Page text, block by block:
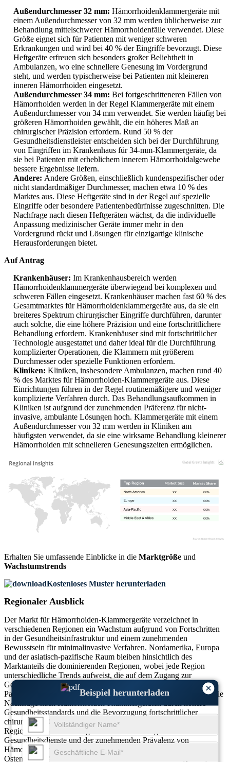
×
Beispiel herunterladen
Außendurchmesser 32 mm: Hämorrhoidenklammergeräte mit
einem Außendurchmesser von 32 mm werden üblicherweise zur
Behandlung mittelschwerer Hämorrhoidenfälle verwendet. Diese
Größe eignet sich für Patienten mit weniger schweren
Erkrankungen und wird bei 40 % der Eingriffe bevorzugt. Diese
Heftgeräte erfreuen sich besonders großer Beliebtheit in
Ambulanzen, wo eine schnellere Genesung im Vordergrund
steht, und werden typischerweise bei Patienten mit kleineren
inneren Hämorrhoiden eingesetzt.
Außendurchmesser 34 mm: Bei fortgeschritteneren Fällen von
Hämorrhoiden werden in der Regel Klammergeräte mit einem
Außendurchmesser von 34 mm verwendet. Sie werden häufig bei
größeren Hämorrhoiden gewählt, die ein höheres Maß an
chirurgischer Präzision erfordern. Rund 50 % der
Gesundheitsdienstleister entscheiden sich bei der Durchführung
von Eingriffen im Krankenhaus für 34-mm-Klammergeräte, da
sie bei Patienten mit erheblichem innerem Hämorrhoidalgewebe
bessere Ergebnisse liefern.
Andere: Andere Größen, einschließlich kundenspezifischer oder
nicht standardmäßiger Durchmesser, machen etwa 10 % des
Marktes aus. Diese Heftgeräte sind in der Regel auf spezielle
Eingriffe oder besondere Patientenbedürfnisse zugeschnitten. Die
Nachfrage nach diesen Heftgeräten wächst, da die individuelle
Anpassung medizinischer Geräte immer mehr in den
Vordergrund rückt und Lösungen für einzigartige klinische
Herausforderungen bietet.
Auf Antrag
Krankenhäuser: Im Krankenhausbereich werden
Hämorrhoidenklammergeräte überwiegend bei komplexen und
schweren Fällen eingesetzt. Krankenhäuser machen fast 60 % des
Gesamtmarktes für Hämorrhoidenklammergeräte aus, da sie ein
breiteres Spektrum chirurgischer Eingriffe durchführen, darunter
auch solche, die eine höhere Präzision und eine fortschrittlichere
Behandlung erfordern. Krankenhäuser sind mit fortschrittlicher
Technologie ausgestattet und daher ideal für die Durchführung
komplizierter Operationen, die Klammern mit größerem
Durchmesser oder spezielle Funktionen erfordern.
Kliniken: Kliniken, insbesondere Ambulanzen, machen rund 40
% des Marktes für Hämorrhoiden-Klammergeräte aus. Diese
Einrichtungen führen in der Regel routinemäßigere und weniger
komplizierte Verfahren durch. Das Behandlungsaufkommen in
Kliniken ist aufgrund der zunehmenden Präferenz für nicht-
invasive, ambulante Lösungen hoch. Klammergeräte mit einem
Außendurchmesser von 32 mm werden in Kliniken am
häufigsten verwendet, da sie eine wirksame Behandlung kleinerer
Hämorrhoiden mit schnelleren Genesungszeiten ermöglichen.
XX%
XX
XX%
XX
XX%
XX
XX%
XX
Erhalten Sie umfassende Einblicke in die Marktgröße und
Wachstumstrends
Kostenloses Muster herunterladen
Regionaler Ausblick
Der Markt für Hämorrhoiden-Klammergeräte verzeichnet in
verschiedenen Regionen ein Wachstum aufgrund von Fortschritten
in der Gesundheitsinfrastruktur und einem zunehmenden
Bewusstsein für minimalinvasive Verfahren. Nordamerika, Europa
und der asiatisch-pazifische Raum bleiben hinsichtlich des
Marktanteils die dominierenden Regionen, wobei jede Region
unterschiedliche Trends aufweist, die auf dem Zugang zur
Gesundheitsversorgung, der Technologieeinführung und der
Patientendemografie basieren. In Nordamerika und Europa wird die
Nachfrage nach Hämorrhoiden-Klammergeräten durch höhere
Gesundheitsstandards und die Bevorzugung fortschrittlicher
chirurgischer Optionen angetrieben. Unterdessen verzeichnet die
Region Asien-Pazifik aufgrund der Ausweitung der
Gesundheitsdienste und der zunehmenden Prävalenz von
Hämorrhoidenerkrankungen ein schnelles Wachstum. Im Nahen
Osten und in Afrika ist der Markt noch im Entstehen begriffen,